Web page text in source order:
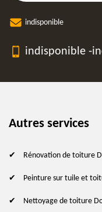
indisponible
indisponible -
Autres services
Rénovation de toiture
Peinture sur tuile et
Nettoyage de toiture